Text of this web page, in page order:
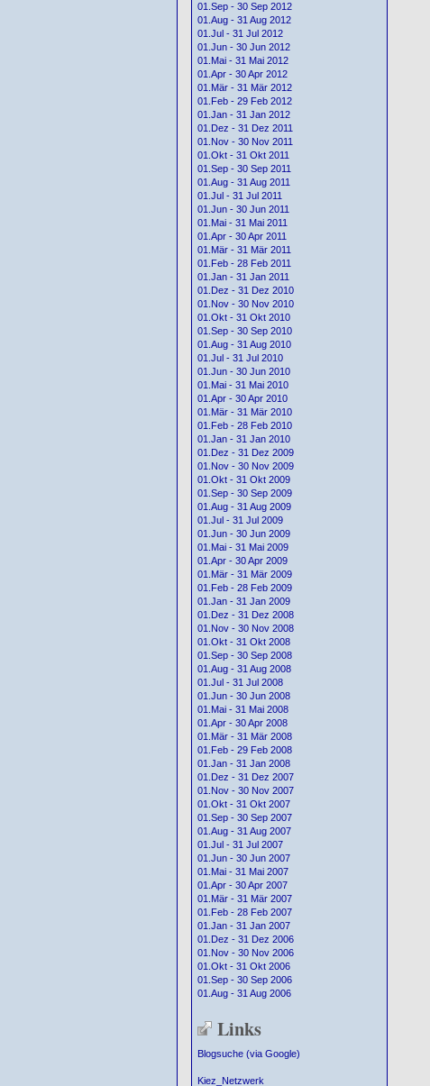
01.Sep - 30 Sep 2012
01.Aug - 31 Aug 2012
01.Jul - 31 Jul 2012
01.Jun - 30 Jun 2012
01.Mai - 31 Mai 2012
01.Apr - 30 Apr 2012
01.Mär - 31 Mär 2012
01.Feb - 29 Feb 2012
01.Jan - 31 Jan 2012
01.Dez - 31 Dez 2011
01.Nov - 30 Nov 2011
01.Okt - 31 Okt 2011
01.Sep - 30 Sep 2011
01.Aug - 31 Aug 2011
01.Jul - 31 Jul 2011
01.Jun - 30 Jun 2011
01.Mai - 31 Mai 2011
01.Apr - 30 Apr 2011
01.Mär - 31 Mär 2011
01.Feb - 28 Feb 2011
01.Jan - 31 Jan 2011
01.Dez - 31 Dez 2010
01.Nov - 30 Nov 2010
01.Okt - 31 Okt 2010
01.Sep - 30 Sep 2010
01.Aug - 31 Aug 2010
01.Jul - 31 Jul 2010
01.Jun - 30 Jun 2010
01.Mai - 31 Mai 2010
01.Apr - 30 Apr 2010
01.Mär - 31 Mär 2010
01.Feb - 28 Feb 2010
01.Jan - 31 Jan 2010
01.Dez - 31 Dez 2009
01.Nov - 30 Nov 2009
01.Okt - 31 Okt 2009
01.Sep - 30 Sep 2009
01.Aug - 31 Aug 2009
01.Jul - 31 Jul 2009
01.Jun - 30 Jun 2009
01.Mai - 31 Mai 2009
01.Apr - 30 Apr 2009
01.Mär - 31 Mär 2009
01.Feb - 28 Feb 2009
01.Jan - 31 Jan 2009
01.Dez - 31 Dez 2008
01.Nov - 30 Nov 2008
01.Okt - 31 Okt 2008
01.Sep - 30 Sep 2008
01.Aug - 31 Aug 2008
01.Jul - 31 Jul 2008
01.Jun - 30 Jun 2008
01.Mai - 31 Mai 2008
01.Apr - 30 Apr 2008
01.Mär - 31 Mär 2008
01.Feb - 29 Feb 2008
01.Jan - 31 Jan 2008
01.Dez - 31 Dez 2007
01.Nov - 30 Nov 2007
01.Okt - 31 Okt 2007
01.Sep - 30 Sep 2007
01.Aug - 31 Aug 2007
01.Jul - 31 Jul 2007
01.Jun - 30 Jun 2007
01.Mai - 31 Mai 2007
01.Apr - 30 Apr 2007
01.Mär - 31 Mär 2007
01.Feb - 28 Feb 2007
01.Jan - 31 Jan 2007
01.Dez - 31 Dez 2006
01.Nov - 30 Nov 2006
01.Okt - 31 Okt 2006
01.Sep - 30 Sep 2006
01.Aug - 31 Aug 2006
Links
Blogsuche (via Google)
Kiez_Netzwerk